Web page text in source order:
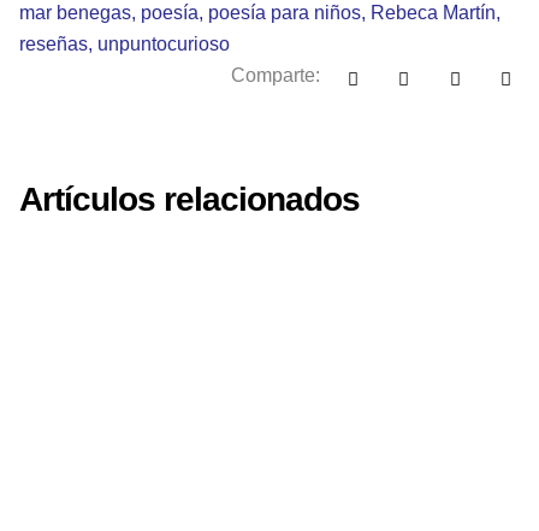
mar benegas, poesía, poesía para niños, Rebeca Martín,
reseñas, unpuntocurioso
Comparte:
Artículos relacionados